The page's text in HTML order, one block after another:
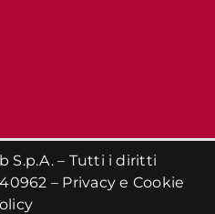
S.p.A. – Tutti i diritti
– Privacy e Cookie